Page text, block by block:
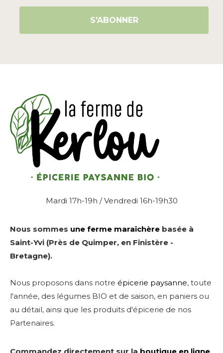
Mardi 17h-19h / Vendredi 16h-19h30
Nous sommes une ferme maraîchère basée à
Saint-Yvi (Près de Quimper, en Finistère -
Bretagne).
Nous proposons dans notre épicerie paysanne, toute
l'année, des légumes BIO et de saison, en paniers ou
au détail, ainsi que les produits d'épicerie de nos
Partenaires.